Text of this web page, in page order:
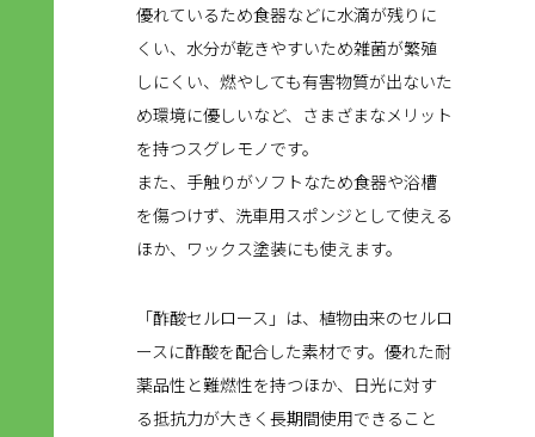
優れているため食器などに水滴が残りに
くい、水分が乾きやすいため雑菌が繁殖
しにくい、燃やしても有害物質が出ないた
め環境に優しいなど、さまざまなメリット
を持つスグレモノです。
また、手触りがソフトなため食器や浴槽
を傷つけず、洗車用スポンジとして使える
ほか、ワックス塗装にも使えます。
「酢酸セルロース」は、植物由来のセルロ
ースに酢酸を配合した素材です。優れた耐
薬品性と難燃性を持つほか、日光に対す
る抵抗力が大きく長期間使用できること